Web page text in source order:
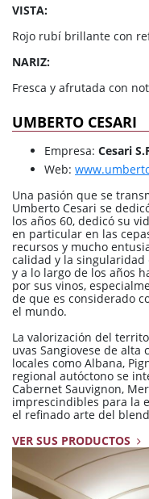
VISTA:
Rojo rubí brillante con
NARIZ:
Fresca y afrutada con
UMBERTO CESARI
Empresa: Cesari
Web:
Una pasión que se
Umberto Cesari se
los años 60, dedicó su
en particular en las
recursos y mucho
calidad y la singularidad
y a lo largo de los años
por sus vinos,
de que es considerado
el mundo.
La valorización del
uvas Sangiovese de
locales como Albana,
regional autóctono se
Cabernet Sauvignon,
imprescindibles para la
el refinado arte del
VER SUS PRODUCTOS